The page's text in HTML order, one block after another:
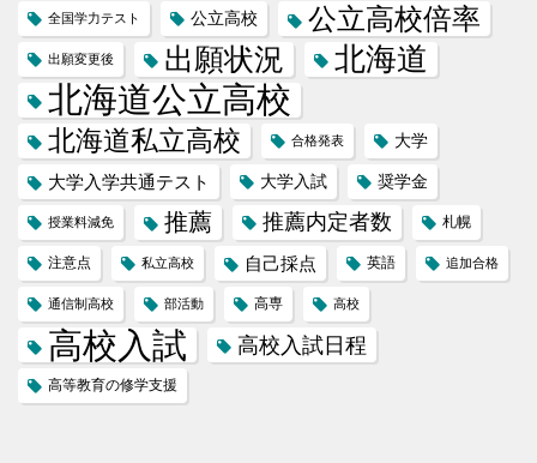
全国学力テスト 公立高校 公立高校倍率
出願変更後 出願状況 北海道
北海道公立高校
北海道私立高校 合格発表 大学
大学入学共通テスト 大学入試 奨学金
授業料減免 推薦 推薦内定者数 札幌
注意点 私立高校 自己採点 英語 追加合格
通信制高校 部活動 高専 高校
高校入試 高校入試日程
高等教育の修学支援